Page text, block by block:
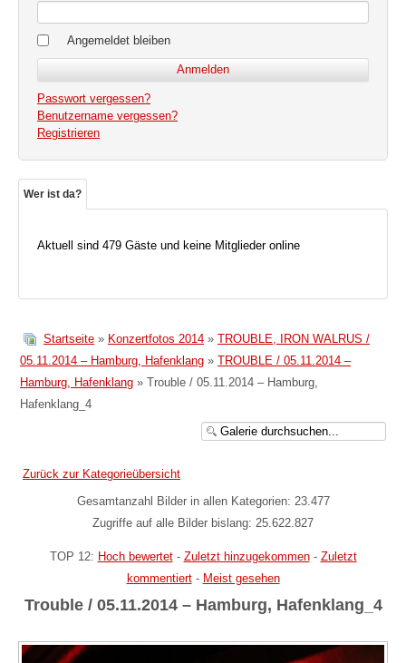
Angemeldet bleiben
Passwort vergessen?
Benutzername vergessen?
Registrieren
Wer ist da?
Aktuell sind 479 Gäste und keine Mitglieder online
Startseite » Konzertfotos 2014 » TROUBLE, IRON WALRUS /
05.11.2014 – Hamburg, Hafenklang » TROUBLE / 05.11.2014 –
Hamburg, Hafenklang » Trouble / 05.11.2014 – Hamburg,
Hafenklang_4
Zurück zur Kategorieübersicht
Gesamtanzahl Bilder in allen Kategorien: 23.477
Zugriffe auf alle Bilder bislang: 25.622.827
TOP 12: Hoch bewertet- Zuletzt hinzugekommen- Zuletzt
kommentiert- Meist gesehen
Trouble / 05.11.2014 – Hamburg, Hafenklang_4